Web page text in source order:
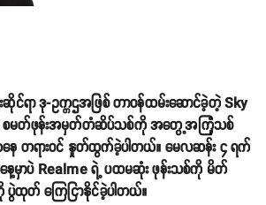
ဆိုင်ရာ ဒု-ဥက္ကဌအဖြစ် တာဝန်ထမ်းဆောင်ခဲ့တဲ့ Sky
စမတ်ဖုန်းအမှတ်တံဆိပ်သစ်ကို အတွေ့အကြုံသစ်
ေ တရားဝင် နှုတ်ထွက်ခဲ့ပါတယ်။ မေလဆန်း ၄ ရက်
မှာပဲ Realme ရဲ့ ပထမဆုံး ဖုန်းသစ်ကို မိတ်
ထုတ် ကြေငြာနိုင်ခဲ့ပါတယ်။